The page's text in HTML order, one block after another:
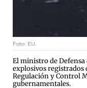
Foto: EU.
El ministro de Defensa
explosivos registrados
Regulación y Control
gubernamentales.